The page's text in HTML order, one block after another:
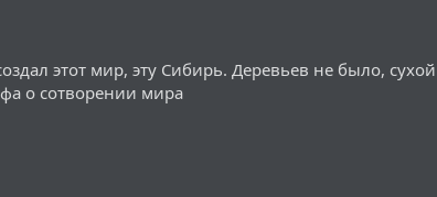
этот мир, эту Сибирь. Деревьев не было,
о сотворении мира